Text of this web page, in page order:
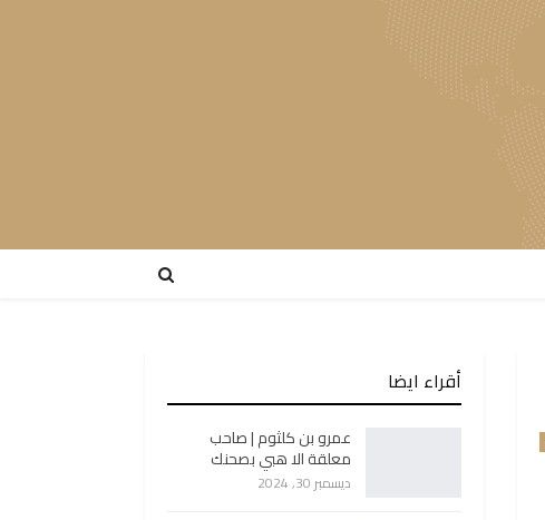
أقراء ايضا
عمرو بن كلثوم | صاحب
معلقة الا هبي بصحنك
ديسمبر 30, 2024